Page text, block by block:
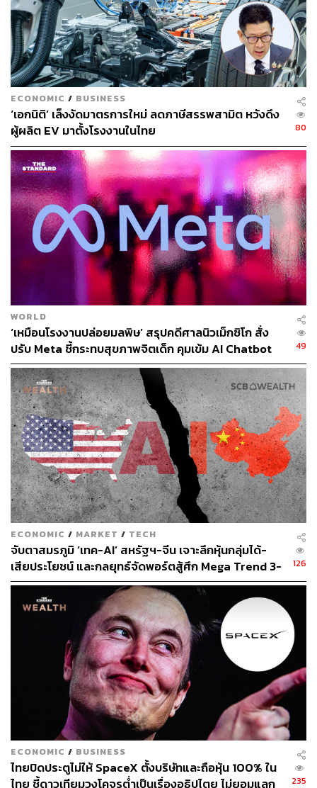
ถึงเงินในกระเป๋าจะหายไป แต่ความมั่งคั่งของมัสก์ก็เพิ่มขึ้น
ประมาณ 1.18 แสนล้านดอลลาร์ในปีนี้ โดยสาเหตุหลักมา
จากการที่หุ้นของ Tesla เพิ่มขึ้นอย่างน่าทึ่งถึง 136% ในทาง
กลับกัน เบอร์นาร์ด อาร์โนลต์ ประธานเครือสินค้าหรู LVMH
ความมั่งคั่งรวมเพิ่มขึ้นเพียง 3.9 หมื่นล้านดอลลาร์ ซึ่งเป็นผล
มาจากการเพิ่มขึ้น 26% ในหุ้นของ LVMH
เป็นที่น่าสังเกตว่า เมื่ออาณาจักรของมัสก์เติบโตขึ้น ก็อยู่ภาย
ใต้การตรวจสอบที่มากขึ้นเช่นกัน ล่าสุดเขาได้ก่อตั้งบริษัท
ปัญญาประดิษฐ์ หรือ AI ในเนวาดา ที่เรียกว่า xAI ซึ่งมีเป้า
หมายเพื่อแข่งขันกับยักษ์ใหญ่ด้านเทคโนโลยี เช่น Google
Bard และ ChatGPT ของ OpenAI โดยต้องการให้ xAI
ทำงานร่วมกับ Tesla ในการพัฒนาซอฟต์แวร์และชิป
ขณะเดียวกันความเป็นเจ้าของ Twitter ทำให้มีการเรียกร้อง
ให้สำนักงานคณะกรรมการกำกับหลักทรัพย์และ
ตลาดหลักทรัพย์ ตรวจสอบความสัมพันธ์ของมัสก์กับ Twitter
และประเด็นด้านบรรษัทภิบาลที่อาจเกิดขึ้น
นอกจากนี้ยังมีคำถามว่า ทรัพยากรของ Tesla รวมถึงความ
สามารถ เวลา และเงิน ถูกใช้เพื่อสนับสนุนกิจการต่างๆ ของ
เขามากเพียงใด ซึ่งมีตั้งแต่ SpaceX ไปจนถึง Neuralink
บริษัทสตาร์ทอัพส่วนต่อประสานสมองกับคอมพิวเตอร์ และ
The Boring Co. บริษัทก่อสร้างอุโมงค์และโครงสร้างพื้นฐาน
เหล่านี้สมเหตุสมผลหรือเป็นประโยชน์ต่อ Tesla หรือไม่
สิ่งสำคัญคือ ต้องเน้นย้ำถึงความเสี่ยงที่อาจเกิดขึ้นจากการมี
ส่วนร่วมหลายบริษัทของมัสก์ สิ่งเหล่านี้รวมถึงการขาดสมาธิ
และโอกาสที่พนักงานจะหมดไฟมากขึ้น ซึ่งอาจกลายเป็น
วิกฤตที่ลุกลามในที่สุด
อ้างอิง:
https://www.bloomberg.com/news/articles/2023-07-2
0/elon-musk-s-wealth-slumps-13-6-billion-as-tesla-s
hares-tumble
https://www.cnbc.com/2023/07/20/why-tesla-investor
s-should-care-about-elon-musks-multiplying-venture
s.html
สามารถติดตาม THE STANDARD WEALTH
ผ่านแอปพลิเคชันต่างๆ ที่คุณสะดวกหรือใช้งานอยู่แล้วได้เลย
ECONOMIC / BUSINESS
‘เอกนิติ’ เล็งงัดมาตรการใหม่ ลดภาษีสรรพสามิต หวังดึง
ผู้ผลิต EV มาตั้งโรงงานในไทย
80
WORLD
‘เหมือนโรงงานปล่อยมลพิษ’ สรุปคดีศาลนิวเม็กซิโก สั่ง
ปรับ Meta ชี้กระทบสุขภาพจิตเด็ก คุมเข้ม AI Chatbot
49
ECONOMIC / MARKET / TECH
จับตาสมรภูมิ ‘เทค-AI’ สหรัฐฯ-จีน เจาะลึกหุ้นกลุ่มได้-
เสียประโยชน์ และกลยุทธ์จัดพอร์ตสู้ศึก Mega Trend 3-
5 ปีข้างหน้า
126
ECONOMIC / BUSINESS
ไทยปิดประตูไม่ให้ SpaceX ตั้งบริษัทและถือหุ้น 100% ใน
ไทย ชี้ดาวเทียมวงโคจรต่ำเป็นเรื่องอธิปไตย ไม่ยอมแลก
235